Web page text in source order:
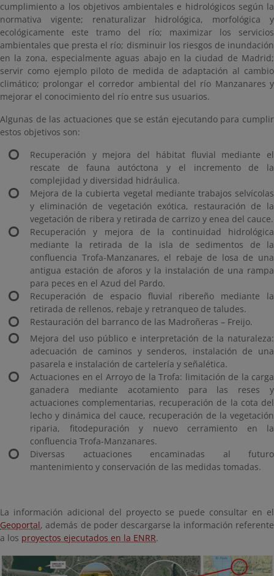
cumplimiento a los objetivos ambientales e hidrológicos según la
normativa vigente; renaturalizar hidrológica, morfológica y
ecológicamente este tramo del río; maximizar los servicios
ambientales que presta el río; disminuir los riesgos de inundación
en la zona, especialmente aguas abajo en la ciudad de Madrid;
servir como ejemplo piloto de medida de adaptación al cambio
climático; prolongar el corredor ambiental del río Manzanares y
mejorar el conocimiento del río entre sus usuarios.
Algunas de las actuaciones que se están ejecutando para cumplir
estos objetivos son:
Recuperación y mejora del hábitat fluvial mediante el
rescate de fauna autóctona y el incremento de la
complejidad y diversidad hidráulica.
Mejora de la cubierta vegetal mediante trabajos selvícolas
y eliminación de vegetación exótica, restauración de la
vegetación de ribera y retirada de carrizo y enea del cauce.
Recuperación y mejora de la continuidad hidrológica
mediante la retirada de la isla de sedimentos de la
confluencia Trofa-Manzanares, el rebaje de losa de una
antigua estación de aforos y la instalación de una rampa
para peces en el Azud del Pardo.
Recuperación de espacio fluvial ribereño mediante la
retirada de rellenos, rebaje y retranqueo de taludes.
Restauración del barranco de las Madroñeras – Freijo.
Mejora del uso público e interpretación de la naturaleza:
adecuación de caminos y senderos, instalación de una
pasarela e instalación de cartelería y señalética.
Actuaciones en el Arroyo de la Trofa: limitación de la carga
ganadera mediante acotamiento para las reses y
actuaciones complementarias, recuperación de la cota del
lecho y dinámica del cauce, recuperación de la vegetación
riparia, fitodepuración y nuevo cerramiento en la
confluencia Trofa-Manzanares.
Diversas actuaciones encaminadas al futuro
mantenimiento y conservación de las medidas tomadas.
La información adicional del proyecto se puede consultar en el
Geoportal, además de poder descargarse la información referente
a los proyectos ejecutados en la ENRR.